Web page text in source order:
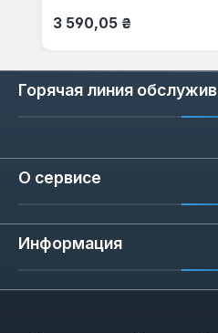
Обычная цена:
3 590,05 ₴
Горячая линия
О сервисе
Информация